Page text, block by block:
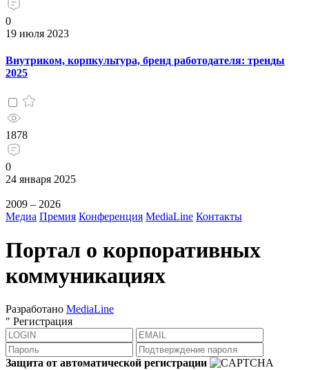
0
19 июля 2023
Внутриком, корпкультура, бренд работодателя: тренды
2025
1878
0
24 января 2025
2009 – 2026
Медиа Премия Конференция MediaLine Контакты
Портал о корпоративных
коммуникациях
Разработано MediaLine
" Регистрация
Защита от автоматической регистрации